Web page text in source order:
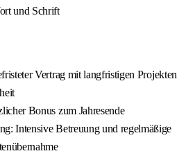
und Schrift
Vertrag mit langfristigen Projekten
Bonus zum Jahresende
Intensive Betreuung und regelmäßige